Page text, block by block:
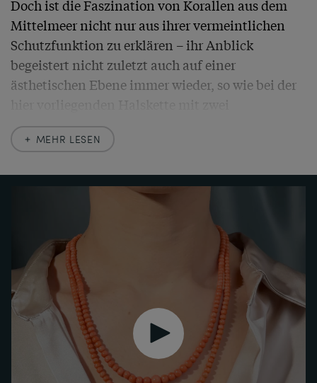
Doch ist die Faszination von Korallen aus dem
Mittelmeer nicht nur aus ihrer vermeintlichen
Schutzfunktion zu erklären – ihr Anblick
begeistert nicht zuletzt auch auf einer
ästhetischen Ebene immer wieder, so wie bei der
Lachsrot ist im Verlauf sortiert und ungeknotet
gereiht. Die Perlen sind von Hand geschliffen und
von lebhafter Farbe; ihre Verarbeitung in
Handarbeit garantiert zugleich die Entstehung
der Korallenperlen in den Jahren kurz nach 1900.
MEHR LESEN